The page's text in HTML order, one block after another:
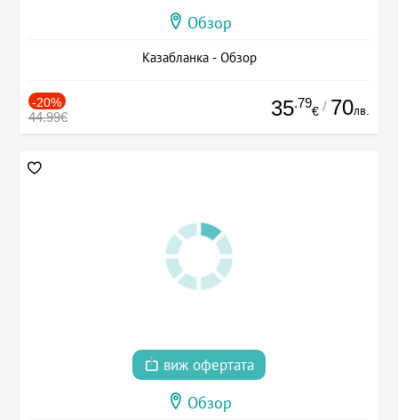
Обзор
Казабланка - Обзор
-20%
44.99€ 35.79
€ / 70лв.
виж офертата
Обзор